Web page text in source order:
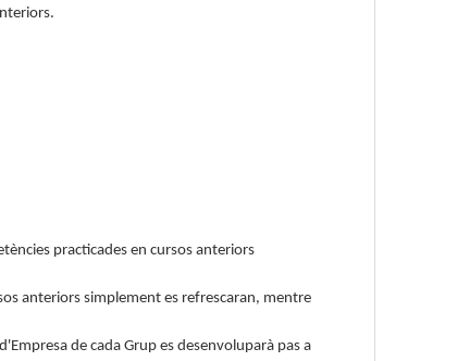
practicades en cursos anteriors
anteriors simplement es refrescaran, mentre
de cada Grup es desenvoluparà pas a